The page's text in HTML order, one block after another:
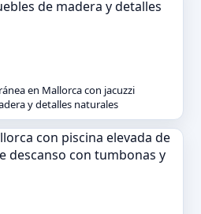
en Mallorca con jacuzzi
y detalles naturales